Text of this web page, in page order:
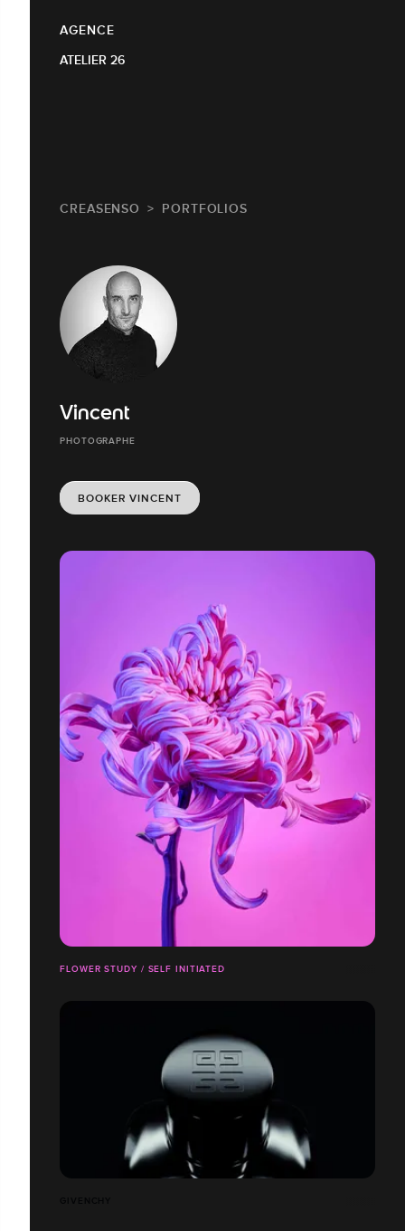
AGENCE
ATELIER 26
CREASENSO PORTFOLIOS
Vincent
PHOTOGRAPHE
BOOKER VINCENT
FLOWER STUDY / SELF INITIATED